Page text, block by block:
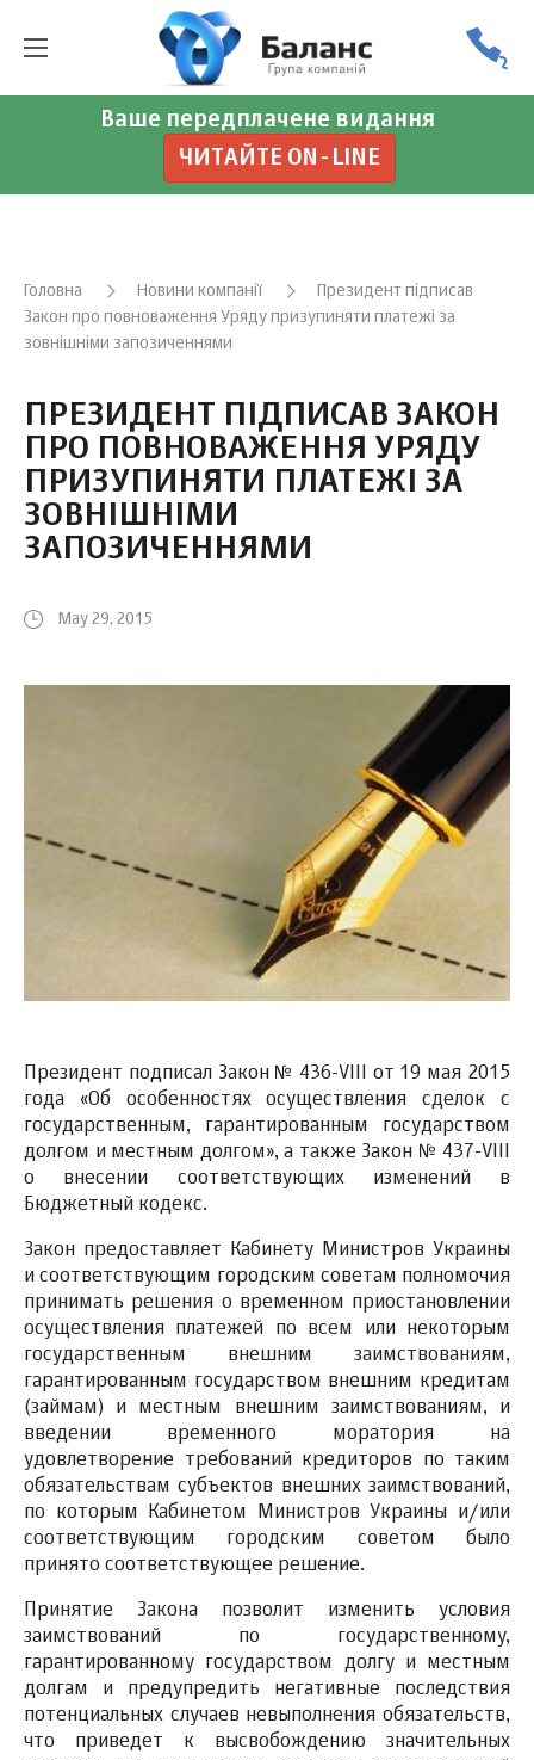
Ваше передплачене видання
ЧИТАЙТЕ ON-LINE
Головна Новини компанії
Президент підписав
Закон про повноваження Уряду призупиняти платежі за
зовнішніми запозиченнями
ПРЕЗИДЕНТ ПІДПИСАВ ЗАКОН
ПРО ПОВНОВАЖЕННЯ УРЯДУ
ПРИЗУПИНЯТИ ПЛАТЕЖІ ЗА
ЗОВНІШНІМИ
ЗАПОЗИЧЕННЯМИ
May 29, 2015
Президент подписал Закон № 436-VIII от 19 мая 2015
года «Об особенностях осуществления сделок с
государственным, гарантированным государством
долгом и местным долгом», а также Закон № 437-VIII
о внесении соответствующих изменений в
Бюджетный кодекс.
Закон предоставляет Кабинету Министров Украины
и соответствующим городским советам полномочия
принимать решения о временном приостановлении
осуществления платежей по всем или некоторым
государственным внешним заимствованиям,
гарантированным государством внешним кредитам
(займам) и местным внешним заимствованиям, и
введении временного моратория на
удовлетворение требований кредиторов по таким
обязательствам субъектов внешних заимствований,
по которым Кабинетом Министров Украины и/или
соответствующим городским советом было
принято соответствующее решение.
Принятие Закона позволит изменить условия
заимствований по государственному,
гарантированному государством долгу и местным
долгам и предупредить негативные последствия
потенциальных случаев невыполнения обязательств,
что приведет к высвобождению значительных